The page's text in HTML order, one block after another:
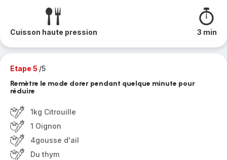
Cuisson haute pression 3 min
Etape 5 /5
Remètre le mode dorer pendant quelque minute pour
réduire
1kg Citrouille
1 Oignon
4gousse d'ail
Du thym